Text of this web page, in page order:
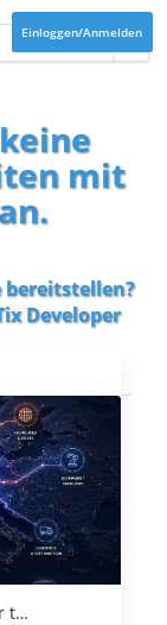
Einloggen/Anmelden
mit
bereitstellen?
Developer
t…